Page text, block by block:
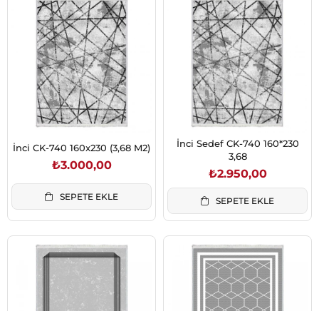
İnci CK-740 160x230 (3,68 M2)
₺3.000,00
SEPETE EKLE
İnci Sedef CK-740 160*230
3,68
₺2.950,00
SEPETE EKLE